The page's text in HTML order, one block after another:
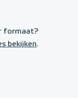
formaat?
bekijken.